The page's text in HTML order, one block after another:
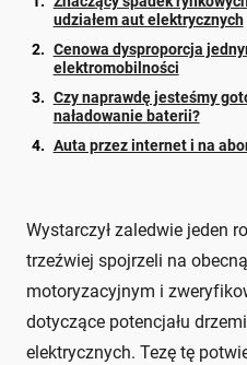
udziałem aut elektrycznych
Cenowa dysproporcja
elektromobilności
Czy naprawdę jesteśmy
naładowanie baterii?
Auta przez internet i na
Wystarczył zaledwie jeden
trzeźwiej spojrzeli na
motoryzacyjnym i
dotyczące potencjału
elektrycznych. Tezę tę